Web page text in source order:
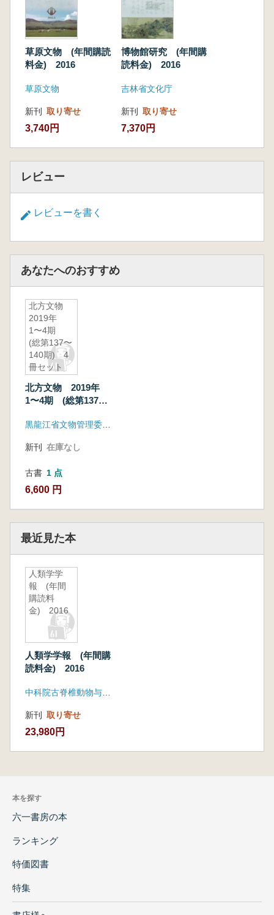
草原文物 (年間購読
料金) 2016
草原文物
新刊 取り寄せ
3,740円
博物館研究 (年間購
読料金) 2016
吉林省文化庁
新刊 取り寄せ
7,370円
レビュー
レビューを書く
あなたへのおすすめ
北方文物
2019年
1〜4期
(総第137〜
140期) 4
冊セット
北方文物 2019年
1〜4期 (総第137〜
新刊 在庫なし
古書 1 点
6,600 円
最近見た本
人類学学
報 (年間
購読料
金) 2016
人類学学報 (年間購
読料金) 2016
新刊 取り寄せ
23,980円
本を探す
六一書房の本
ランキング
特価図書
特集